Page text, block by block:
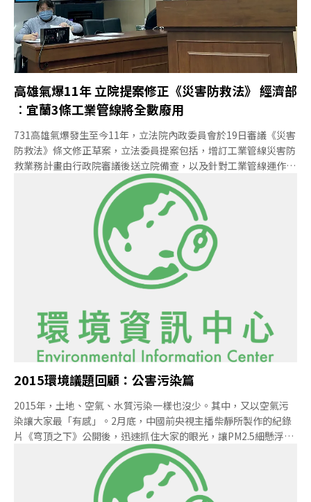
高雄氣爆11年 立院提案修正《災害防救法》 經濟部
︰宜蘭3條工業管線將全數廢用
731高雄氣爆發生至今11年，立法院內政委員會於19日審議《災害
防救法》條文修正草案，立法委員提案包括，增訂工業管線災害防
救業務計畫由行政院審議後送立院備查，以及針對工業管線運作與
維護等以專法定之，並加強災害防救教育。有立委關心全國工業管
線老舊引發安全疑慮，並提出加強防災士培訓。經濟部則稱，高雄
市工業管線從本來的89條已減至70條，宜蘭縣3條工業管線更將在
上半年全數廢用。計程車司機、大廈管理員都要接受防災培訓立法
院內政委員會今（19）日審議《災害防救法》第3、19、22、48條
的條文修正草案。民進黨立委賴瑞隆等16人提案指出，全台工業管
線輸送物包括氫氣、氮氣、甲烷等18種物質，管線材質為碳鋼，考
量到工業管線的安全維護與災害防救，應制定專法管理。國民黨立
已超過去民眾所理解的天然災害範圍，認為傳統防災教育難以涵蓋
複合災害，提案強化災害
2015環境議題回顧：公害污染篇
2015年，土地、空氣、水質污染一樣也沒少。其中，又以空氣污
染讓大家最「有感」。2月底，中國前央視主播柴靜所製作的紀錄
片《穹頂之下》公開後，迅速抓住大家的眼光，讓PM2.5細懸浮微
粒的問題延燒開來，台灣的空污議題也全年不斷。今年也是聯合國
訂的土壤年，我們的土壤發生什麼事了？讓我們一起檢視今年的土
壤污染事件簿。水污染方面，為避免下一個日月光事件重演，今年
2月水污染防治法修法通過。新法上路能否帶來新氣象呢？有待觀